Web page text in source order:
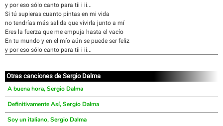
y por eso sólo canto para tii i ii...
Si tú supieras cuanto pintas en mi vida
no tendrías más salida que vivirla junto a mí
Eres la fuerza que me empuja hasta el vacío
En tu mundo y en el mío aún se puede ser feliz
y por eso sólo canto para tii i ii...
Otras canciones de Sergio Dalma
A buena hora, Sergio Dalma
Definitivamente Así, Sergio Dalma
Soy un italiano, Sergio Dalma